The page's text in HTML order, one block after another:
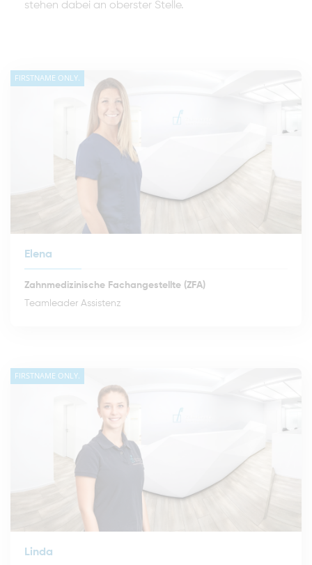
stehen dabei an oberster Stelle.
FIRSTNAME ONLY.
Elena
Zahnmedizinische Fachangestellte (ZFA)
Teamleader Assistenz
FIRSTNAME ONLY.
Linda